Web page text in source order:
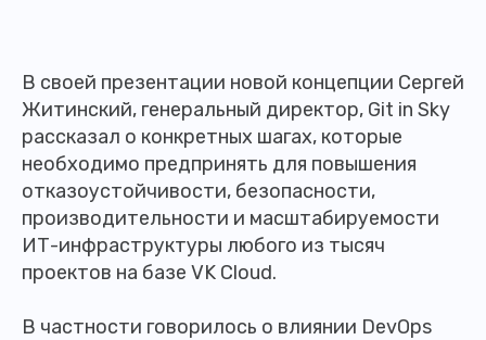
В своей презентации новой концепции Сергей
Житинский, генеральный директор, Git in Sky
рассказал о конкретных шагах, которые
необходимо предпринять для повышения
отказоустойчивости, безопасности,
производительности и масштабируемости
ИТ-инфраструктуры любого из тысяч
проектов на базе VK Cloud.
В частности говорилось о влиянии DevOps